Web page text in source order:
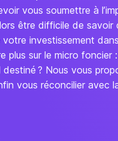
vous soumettre à
être difficile de savoir
investissement
plus sur le micro foncier
? Nous vous
vous réconcilier avec